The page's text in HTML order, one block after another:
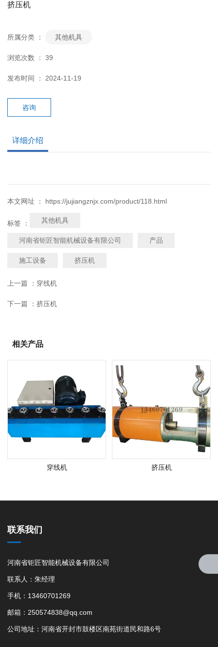
挤压机
所属分类 ： 其他机具
浏览次数 ： 39
发布时间 ： 2024-11-19
咨询
详细介绍
本文网址 ： https://jujiangznjx.com/product/118.html
标签 ： 其他机具
河南省钜匠智能机械设备有限公司 产品
施工设备 挤压机
上一篇 ： 穿线机
下一篇 ： 挤压机
相关产品
穿线机 挤压机
联系我们
河南省钜匠智能机械设备有限公司
联系人：朱经理
手机：13460701269
邮箱：250574838@qq.com
公司地址：河南省开封市鼓楼区南苑街道民和路6号